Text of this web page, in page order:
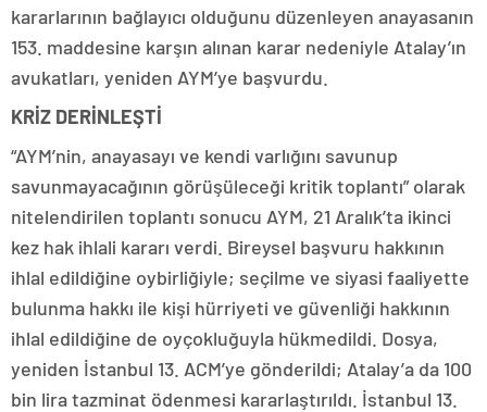
kararlarının bağlayıcı olduğunu düzenleyen anayasanın
153. maddesine karşın alınan karar nedeniyle Atalay’ın
avukatları, yeniden AYM’ye başvurdu.
KRİZ DERİNLEŞTİ
“AYM’nin, anayasayı ve kendi varlığını savunup
savunmayacağının görüşüleceği kritik toplantı” olarak
nitelendirilen toplantı sonucu AYM, 21 Aralık’ta ikinci
kez hak ihlali kararı verdi. Bireysel başvuru hakkının
ihlal edildiğine oybirliğiyle; seçilme ve siyasi faaliyette
bulunma hakkı ile kişi hürriyeti ve güvenliği hakkının
ihlal edildiğine de oyçokluğuyla hükmedildi. Dosya,
yeniden İstanbul 13. ACM’ye gönderildi; Atalay’a da 100
bin lira tazminat ödenmesi kararlaştırıldı. İstanbul 13.